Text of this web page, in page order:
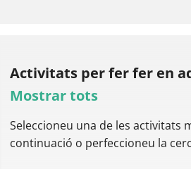
Activitats per ferfer en
Mostrar tots
Seleccioneu una de les activitats
continuació o perfeccioneu la